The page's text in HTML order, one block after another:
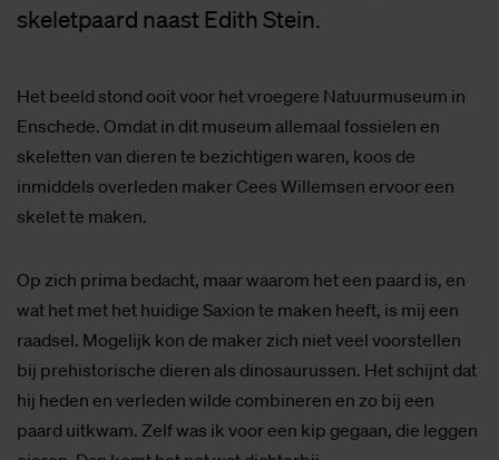
skeletpaard naast Edith Stein.
Het beeld stond ooit voor het vroegere Natuurmuseum in
Enschede. Omdat in dit museum allemaal fossielen en
skeletten van dieren te bezichtigen waren, koos de
inmiddels overleden maker Cees Willemsen ervoor een
skelet te maken.
Op zich prima bedacht, maar waarom het een paard is, en
wat het met het huidige Saxion te maken heeft, is mij een
raadsel. Mogelijk kon de maker zich niet veel voorstellen
bij prehistorische dieren als dinosaurussen. Het schijnt dat
hij heden en verleden wilde combineren en zo bij een
paard uitkwam. Zelf was ik voor een kip gegaan, die leggen